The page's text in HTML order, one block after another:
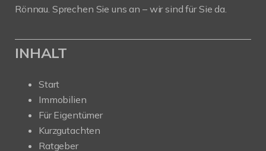
Rönnau. Sprechen Sie uns an – wir sind für Sie da.
INHALT
Start
Immobilien
Für Eigentümer
Kurzgutachten
Ratgeber